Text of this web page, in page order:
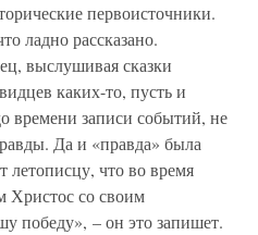
первоисточники.
ладно рассказано.
выслушивая сказки
каких-то, пусть и
времени записи событий, не
Да и «правда» была
летописцу, что во время
Христос со своим
победу», – он это запишет.